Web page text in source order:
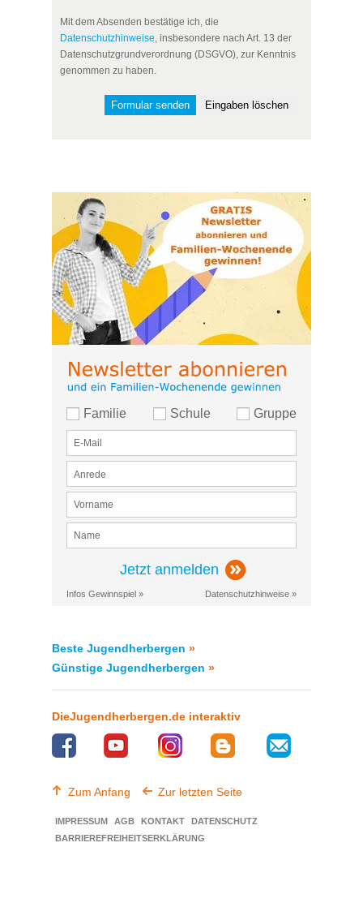
Mit dem Absenden bestätige ich, die
Datenschutzhinweise, insbesondere nach Art. 13 der
Datenschutzgrundverordnung (DSGVO), zur Kenntnis
genommen zu haben.
Familie Schule Gruppe
Jetzt anmelden
Infos Gewinnspiel » Datenschutzhinweise »
Beste Jugendherbergen »
Günstige Jugendherbergen »
DieJugendherbergen.de interaktiv
Zum Anfang Zur letzten Seite
IMPRESSUM AGB KONTAKT
DATENSCHUTZ
BARRIEREFREIHEITSERKLÄRUNG